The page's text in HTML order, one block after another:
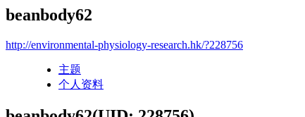
beanbody62
http://environmental-physiology-research.hk/?228756
主题
个人资料